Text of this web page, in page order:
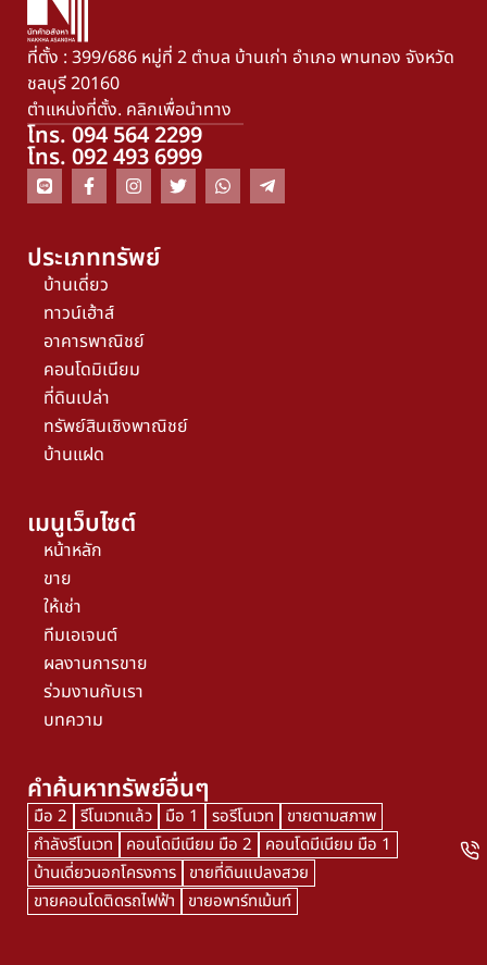
ที่ตั้ง : 399/686 หมู่ที่ 2 ตำบล บ้านเก่า อำเภอ พานทอง จังหวัด
ชลบุรี 20160
ตำแหน่งที่ตั้ง. คลิกเพื่อนำทาง
โทร. 094 564 2299
โทร. 092 493 6999
ประเภททรัพย์
บ้านเดี่ยว
ทาวน์เฮ้าส์
อาคารพาณิชย์
คอนโดมิเนียม
ที่ดินเปล่า
ทรัพย์สินเชิงพาณิชย์
บ้านแฝด
เมนูเว็บไซต์
หน้าหลัก
ขาย
ให้เช่า
ทีมเอเจนต์
ผลงานการขาย
ร่วมงานกับเรา
บทความ
คำค้นหาทรัพย์อื่นๆ
มือ 2 รีโนเวทแล้ว มือ 1 รอรีโนเวท
ขายตามสภาพ
กำลังรีโนเวท
คอนโดมีเนียม มือ 2
คอนโดมีเนียม มือ 1
บ้านเดี่ยวนอกโครงการ ขายที่ดินแปลงสวย
ขายคอนโดติดรถไฟฟ้า
ขายอพาร์ทเม้นท์